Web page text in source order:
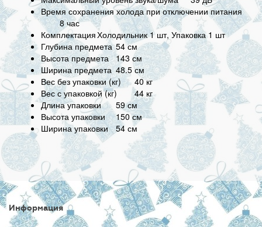
Время сохранения холода при отключении питания
8 час
КомплектацияХолодильник 1 шт, Упаковка 1 шт
Глубина предмета 54 см
Высота предмета
143 см
Ширина предмета 48.5 см
Вес без упаковки (кг)
40 кг
Вес с упаковкой (кг)
44 кг
Длина упаковки
59 см
Высота упаковки
150 см
Ширина упаковки
54 см
Информация